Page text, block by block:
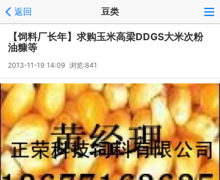
返回 豆类
【饲料厂长年】求购玉米高梁DDGS大米次粉
油糠等
2013-11-19 14:09 浏览:841